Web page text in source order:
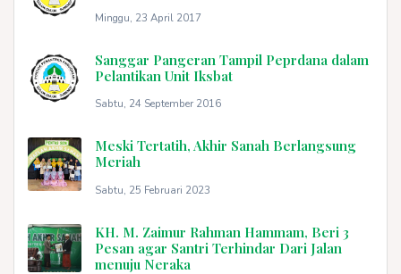
Minggu, 23 April 2017
Sanggar Pangeran Tampil Peprdana dalam
Pelantikan Unit Iksbat
Sabtu, 24 September 2016
Meski Tertatih, Akhir Sanah Berlangsung
Meriah
Sabtu, 25 Februari 2023
KH. M. Zaimur Rahman Hammam, Beri 3
Pesan agar Santri Terhindar Dari Jalan
menuju Neraka